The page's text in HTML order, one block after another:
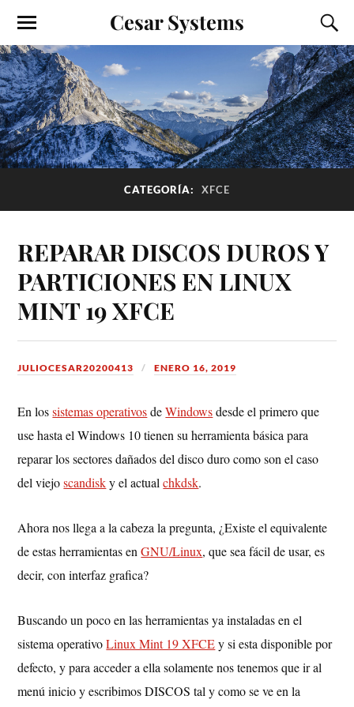
Cesar Systems
CATEGORÍA: XFCE
REPARAR DISCOS DUROS Y
PARTICIONES EN LINUX
MINT 19 XFCE
JULIOCESAR20200413 ENERO 16, 2019
En lossistemas operativosdeWindowsdesde el primero que
use hasta el Windows 10 tienen su herramienta básica para
reparar los sectores dañados del disco duro como son el caso
del viejoscandisky el actualchkdsk.
Ahora nos llega a la cabeza la pregunta, ¿Existe el equivalente
de estas herramientas enGNU/Linux, que sea fácil de usar, es
decir, con interfaz grafica?
Buscando un poco en las herramientas ya instaladas en el
sistema operativoLinux Mint 19 XFCEy si esta disponible por
defecto, y para acceder a ella solamente nos tenemos que ir al
menú inicio y escribimos DISCOS tal y como se ve en la